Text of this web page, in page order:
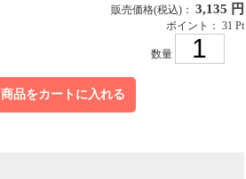
販売価格(税込)： 3,135 円
ポイント： 31 Pt
数量
商品をカートに入れる